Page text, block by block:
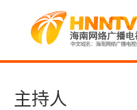
主持人